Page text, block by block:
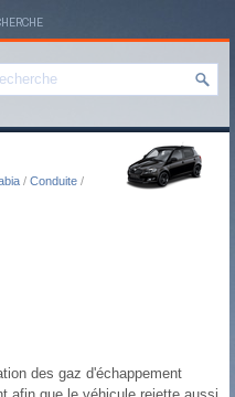
/ Conduite /
des gaz d'échappement